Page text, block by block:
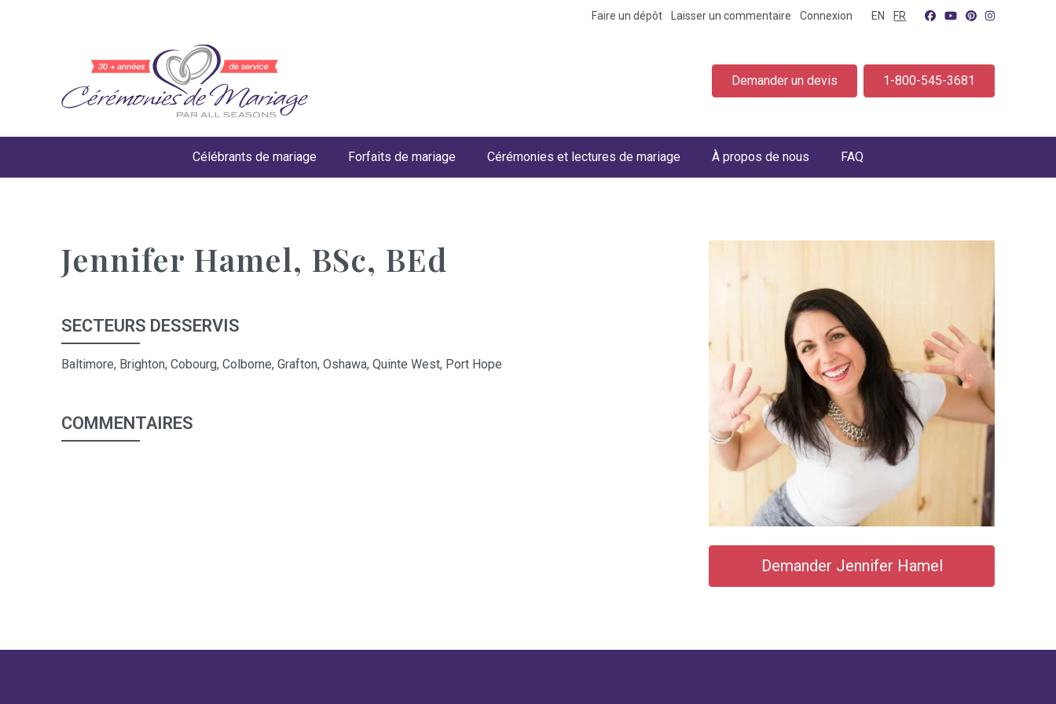
Faire un dépôt Laisser un commentaire Connexion EN FR
Demander un devis 1-800-545-3681
Célébrants de mariage Forfaits de mariage Cérémonies et lectures de mariage À propos de nous FAQ
Jennifer Hamel, BSc, BEd
SECTEURS DESSERVIS
Baltimore, Brighton, Cobourg, Colborne, Grafton, Oshawa, Quinte West, Port Hope
COMMENTAIRES
Demander Jennifer Hamel